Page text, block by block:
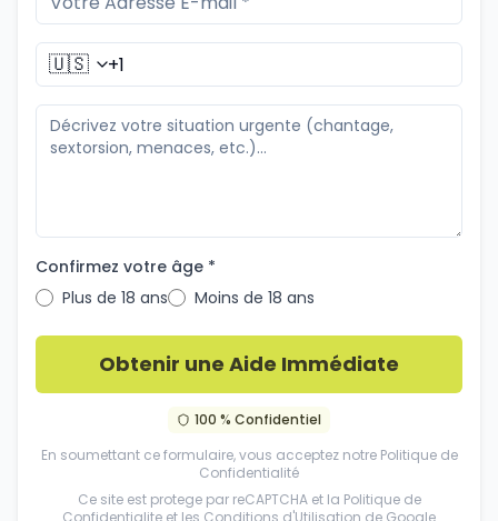
🇺🇸
Confirmez votre âge *
Plus de 18 ans
Moins de 18 ans
Obtenir une Aide Immédiate
100 % Confidentiel
En soumettant ce formulaire, vous acceptez notre Politique de
Confidentialité
Ce site est protege par reCAPTCHA et la Politique de
Confidentialite et les Conditions d'Utilisation de Google